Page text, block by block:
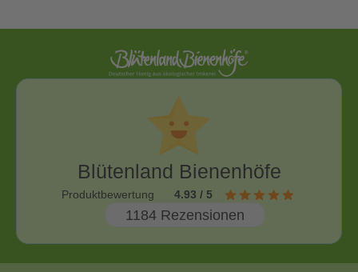
Blütenland Bienenhöfe
Produktbewertung 4.93 / 5
1184 Rezensionen